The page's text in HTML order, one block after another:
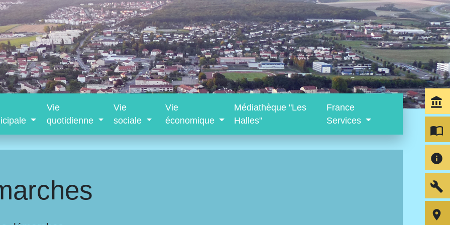
Vie
quotidienne
Vie
sociale
Vie
économique
Médiathèque "Les
Halles"
France
Services
account_balance
import_contacts
info
build
room